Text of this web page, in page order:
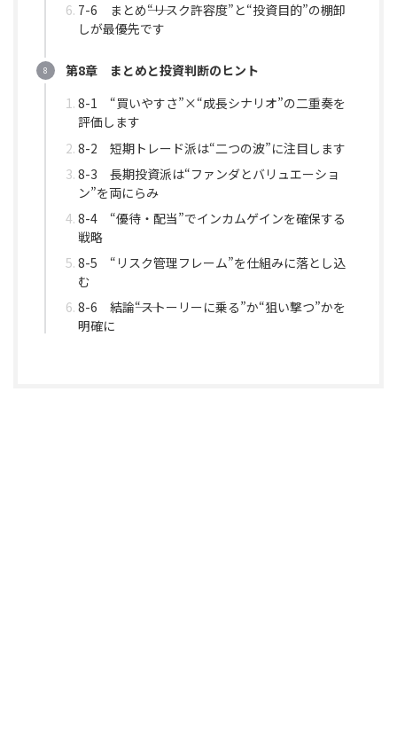
7-6 まとめ――“リスク許容度”と“投資目的”の棚卸
しが最優先です
第8章 まとめと投資判断のヒント
8-1 “買いやすさ”×“成長シナリオ”の二重奏を
評価します
8-2 短期トレード派は“二つの波”に注目します
8-3 長期投資派は“ファンダとバリュエーショ
ン”を両にらみ
8-4 “優待・配当”でインカムゲインを確保する
戦略
8-5 “リスク管理フレーム”を仕組みに落とし込
む
8-6 結論――“ストーリーに乗る”か“狙い撃つ”かを
明確に